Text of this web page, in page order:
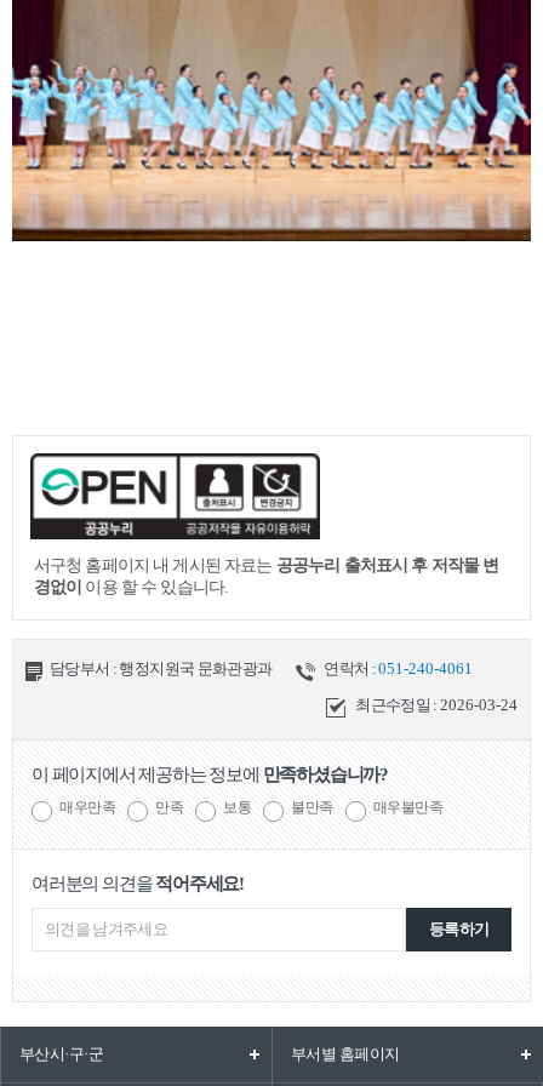
서구청 홈페이지 내 게시된 자료는 공공누리 출처표시 후 저작물 변
경없이 이용 할 수 있습니다.
담당부서 : 행정지원국 문화관광과 연락처 :051-240-4061
최근수정일 : 2026-03-24
이 페이지에서 제공하는 정보에 만족하셨습니까?
매우만족 만족 보통 불만족 매우불만족
여러분의 의견을적어주세요!
등록하기
부산시·구·군 부서별 홈페이지